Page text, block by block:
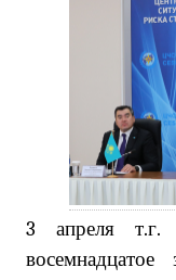
3 апреля т.г.